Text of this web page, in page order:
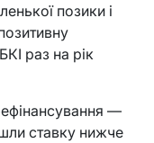
позики і
раз на рік
—
ставку нижче